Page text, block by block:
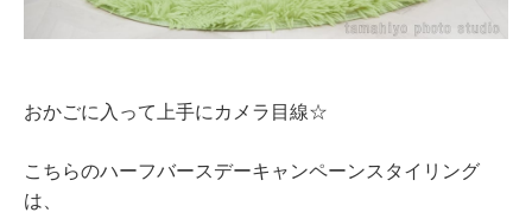
おかごに入って上手にカメラ目線☆
こちらのハーフバースデーキャンペーンスタイリング
は、